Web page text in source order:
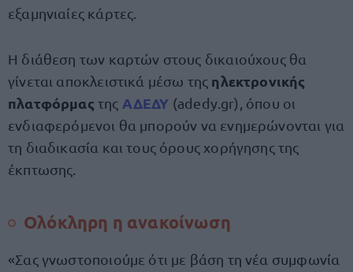
εξαμηνιαίες κάρτες.
Η διάθεση των καρτών στους δικαιούχους θα
γίνεται αποκλειστικά μέσω της ηλεκτρονικής
πλατφόρμας της ΑΔΕΔΥ (adedy.gr), όπου οι
ενδιαφερόμενοι θα μπορούν να ενημερώνονται για
τη διαδικασία και τους όρους χορήγησης της
έκπτωσης.
Ολόκληρη η ανακοίνωση
«Σας γνωστοποιούμε ότι με βάση τη νέα συμφωνία